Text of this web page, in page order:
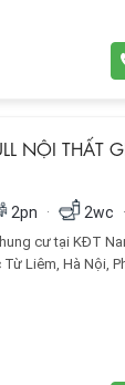
NỘI THẤT
2pn · 2wc ·
cư tại KĐT
Từ Liêm, Hà Nội,